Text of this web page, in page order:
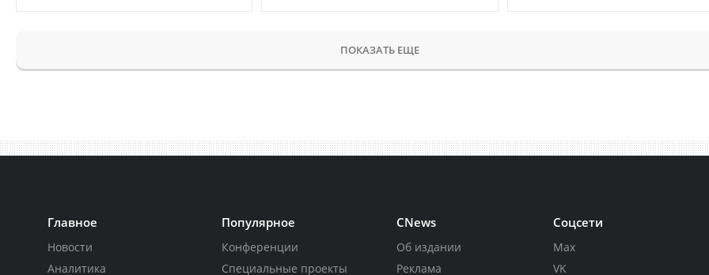
ПОКАЗАТЬ ЕЩЕ
Главное
Новости
Аналитика
Популярное
Конференции
Специальные проекты
CNews
Об издании
Реклама
Соцсети
Max
VK